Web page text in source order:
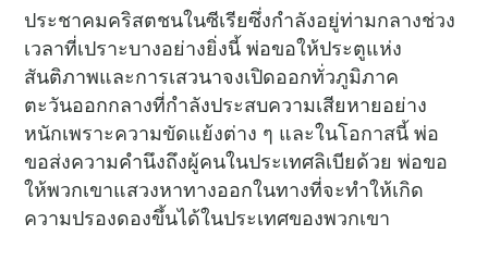
ประชาคมคริสตชนในซีเรียซึ่งกำลังอยู่ท่ามกลางช่วง
เวลาที่เปราะบางอย่างยิ่งนี้ พ่อขอให้ประตูแห่ง
สันติภาพและการเสวนาจงเปิดออกทั่วภูมิภาค
ตะวันออกกลางที่กำลังประสบความเสียหายอย่าง
หนักเพราะความขัดแย้งต่าง ๆ และในโอกาสนี้ พ่อ
ขอส่งความคำนึงถึงผู้คนในประเทศลิเบียด้วย พ่อขอ
ให้พวกเขาแสวงหาทางออกในทางที่จะทำให้เกิด
ความปรองดองขึ้นได้ในประเทศของพวกเขา